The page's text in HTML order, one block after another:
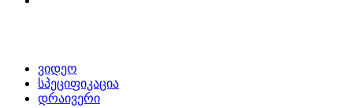
ვიდეო
სპეციფიკაცია
დრაივერი